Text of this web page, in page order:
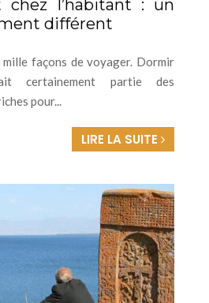
chez l’habitant : un
différent
mille façons de voyager. Dormir
certainement partie des
pour...
LIRE LA SUITE